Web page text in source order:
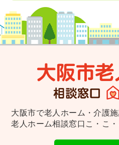
大阪市で老人ホーム・介護
老人ホーム相談窓口こ・こ